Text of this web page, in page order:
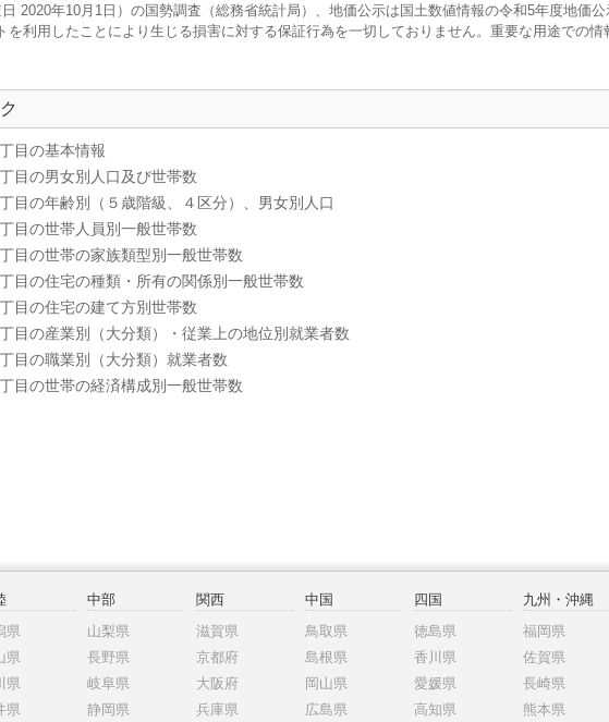
2020年10月1日）の国勢調査（総務省統計局）、地価公示は国土数値情報の令和5年度地価
を利用したことにより生じる損害に対する保証行為を一切しておりません。重要な用途での
目の基本情報
目の男女別人口及び世帯数
目の年齢別（５歳階級、４区分）、男女別人口
目の世帯人員別一般世帯数
目の世帯の家族類型別一般世帯数
目の住宅の種類・所有の関係別一般世帯数
目の住宅の建て方別世帯数
目の産業別（大分類）・従業上の地位別就業者数
目の職業別（大分類）就業者数
目の世帯の経済構成別一般世帯数
県
県
県
県
中部
山梨県
長野県
岐阜県
静岡県
関西
滋賀県
京都府
大阪府
兵庫県
中国
鳥取県
島根県
岡山県
広島県
四国
徳島県
香川県
愛媛県
高知県
九州・沖縄
福岡県
佐賀県
長崎県
熊本県